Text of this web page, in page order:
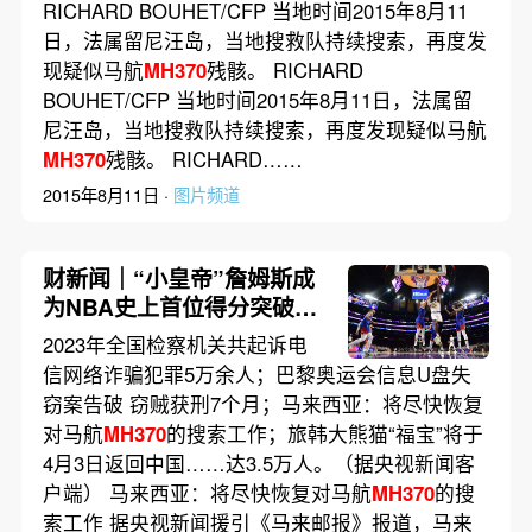
RICHARD BOUHET/CFP 当地时间2015年8月11
日，法属留尼汪岛，当地搜救队持续搜索，再度发
现疑似马航MH370残骸。 RICHARD
BOUHET/CFP 当地时间2015年8月11日，法属留
尼汪岛，当地搜救队持续搜索，再度发现疑似马航
MH370残骸。 RICHARD……
2015年8月11日 · 图片频道
财新闻｜“小皇帝”詹姆斯成
为NBA史上首位得分突破4
万分的球员
2023年全国检察机关共起诉电
信网络诈骗犯罪5万余人；巴黎奥运会信息U盘失
窃案告破 窃贼获刑7个月；马来西亚：将尽快恢复
对马航MH370的搜索工作；旅韩大熊猫“福宝”将于
4月3日返回中国……达3.5万人。（据央视新闻客
户端） 马来西亚：将尽快恢复对马航MH370的搜
索工作 据央视新闻援引《马来邮报》报道，马来